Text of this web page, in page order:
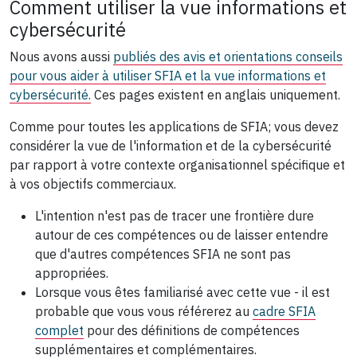
Comment utiliser la vue informations et
cybersécurité
Nous avons aussi publiés des avis et orientations conseils
pour vous aider à utiliser SFIA et la vue informations et
cybersécurité. Ces pages existent en anglais uniquement.
Comme pour toutes les applications de SFIA; vous devez
considérer la vue de l'information et de la cybersécurité
par rapport à votre contexte organisationnel spécifique et
à vos objectifs commerciaux.
L'intention n'est pas de tracer une frontière dure
autour de ces compétences ou de laisser entendre
que d'autres compétences SFIA ne sont pas
appropriées.
Lorsque vous êtes familiarisé avec cette vue - il est
probable que vous vous référerez au cadre SFIA
complet pour des définitions de compétences
supplémentaires et complémentaires.